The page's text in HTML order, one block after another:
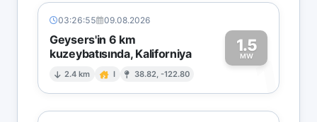
03:26:55 09.08.2026
Geysers'in 6 km
kuzeybatısında, Kaliforniya
2.4 km I 38.82, -122.80
1.5
MW1